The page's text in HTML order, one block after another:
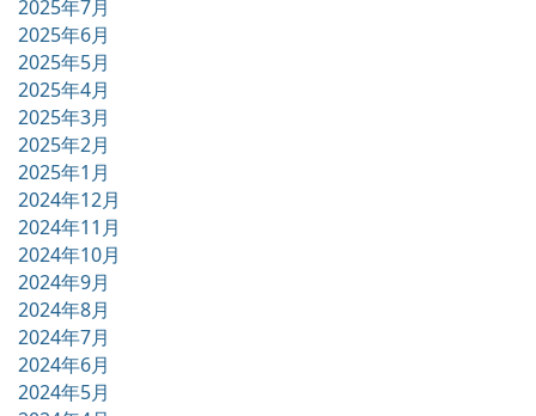
2025年7月
2025年6月
2025年5月
2025年4月
2025年3月
2025年2月
2025年1月
2024年12月
2024年11月
2024年10月
2024年9月
2024年8月
2024年7月
2024年6月
2024年5月